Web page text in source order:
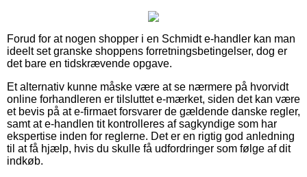
Forud for at nogen shopper i en Schmidt e-handler kan man
ideelt set granske shoppens forretningsbetingelser, dog er
det bare en tidskrævende opgave.
Et alternativ kunne måske være at se nærmere på hvorvidt
online forhandleren er tilsluttet e-mærket, siden det kan være
et bevis på at e-firmaet forsvarer de gældende danske regler,
samt at e-handlen tit kontrolleres af sagkyndige som har
ekspertise inden for reglerne. Det er en rigtig god anledning
til at få hjælp, hvis du skulle få udfordringer som følge af dit
indkøb.